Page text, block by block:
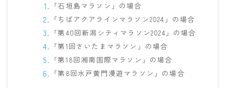
「石垣島マラソン」の場合
「ちばアクアラインマラソン2024」の場合
「第40回新潟シティマラソン2024」の場合
「第1回さいたまマラソン」の場合
「第18回湘南国際マラソン」の場合
「第8回水戸黄門漫遊マラソン」の場合